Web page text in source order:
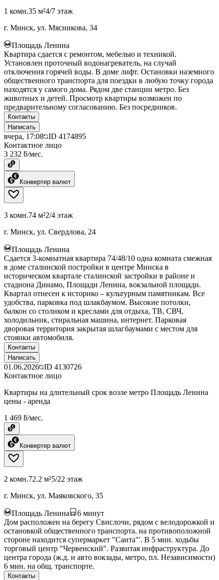
1 комн.35 м²4/7 этаж
г. Минск, ул. Мясникова, 34
Площадь Ленина
Квартира сдается с ремонтом, мебелью и техникой.
Установлен проточный водонагреватель, на случай
отключения горячей воды. В доме лифт. Остановки наземного
общественного транспорта для поездки в любую точку города
находятся у самого дома. Рядом две станции метро. Без
животных и детей. Просмотр квартиры возможен по
предварительному согласованию. Без посредников.
Контакты
Написать
вчера, 17:08 ID 4174895
Контактное лицо
3 232 ƃ/мес.
Конвертер валют
3 комн.74 м²2/4 этаж
г. Минск, ул. Свердлова, 24
Площадь Ленина
Сдается 3-комнатная квартира 74/48/10 одна комната смежная
в доме сталинской постройки в центре Минска в
историческом квартале сталинской застройки в районе и
стадиона Динамо, Площади Ленина, вокзальной площади.
Квартал отнесен к историко – культурным памятникам. Все
удобства, парковка под шлакбаумом. Высокие потолки,
балкон со столиком и креслами для отдыха, ТВ, СВЧ,
холодильник, стиральная машина, интернет. Парковая
дворовая территория закрытая шлагбаумами с местом для
стоянки автомобиля.
Контакты
Написать
01.06.2026 ID 4130726
Контактное лицо
Квартиры на длительный срок возле метро Площадь Ленина
цены - аренда
1 469 ƃ/мес.
Конвертер валют
2 комн.72.2 м²5/22 этаж
г. Минск, ул. Маяковского, 35
Площадь Ленина 6 минут
Дом расположен на берегу Свислочи, рядом с велодорожкой и
остановкой общественного транспорта. на противоположной
стороне находится супермаркет "Санта"'. В 5 мин. ходьбы
торговый центр "Червенский". Развитая инфраструктура. До
центра города (ж.д. и авто вокзады, метро, пл. Независимости)
6 мин. на общ. транспорте.
Контакты